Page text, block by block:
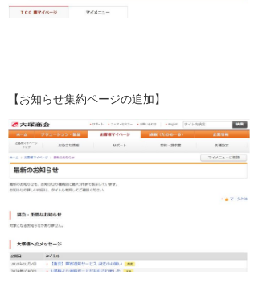
【お知らせ集約ページの追加】